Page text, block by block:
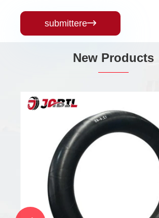
submittere
New Products